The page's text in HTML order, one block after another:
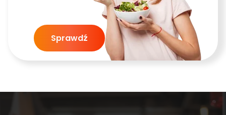
Sprawdź